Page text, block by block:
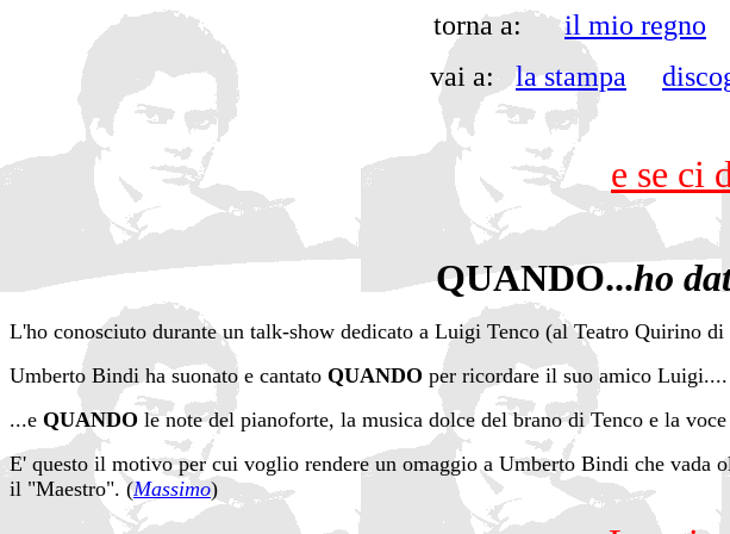
torna a:il mio regno
vai a:la stampa
e se ci
QUANDO...ho
L'ho conosciuto durante un talk-show dedicato a Luigi Tenco (al Teatro Quirino di
Umberto Bindi ha suonato e cantato QUANDO per ricordare il suo amico Luigi....
...e QUANDO le note del pianoforte, la musica dolce del brano di Tenco e la
E' questo il motivo per cui voglio rendere un omaggio a Umberto Bindi che vada
il "Maestro". (Massimo)